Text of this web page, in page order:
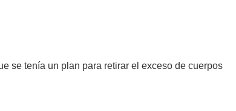
se tenía un plan para retirar el exceso de cuerpos